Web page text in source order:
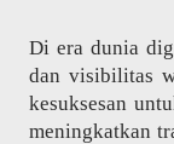
Di era dunia
dan visibilitas
kesuksesan
meningkatkan